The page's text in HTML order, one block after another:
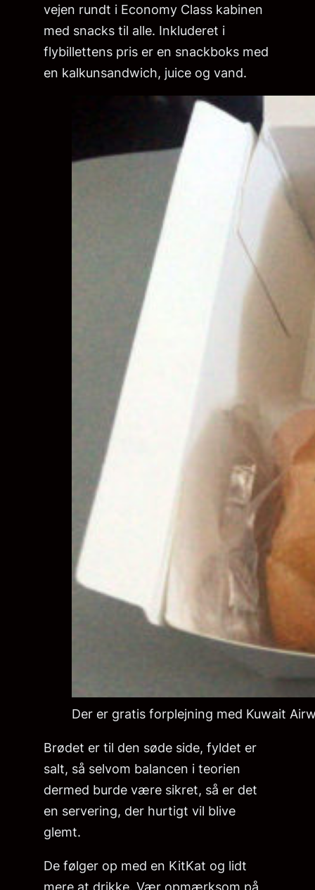
vejen rundt i Economy Class kabinen
med snacks til alle. Inkluderet i
flybillettens pris er en snackboks med
en kalkunsandwich, juice og vand.
Der er gratis forplejning med Kuwait
Brødet er til den søde side, fyldet er
salt, så selvom balancen i teorien
dermed burde være sikret, så er det
en servering, der hurtigt vil blive
glemt.
De følger op med en KitKat og lidt
mere at drikke. Vær opmærksom på,